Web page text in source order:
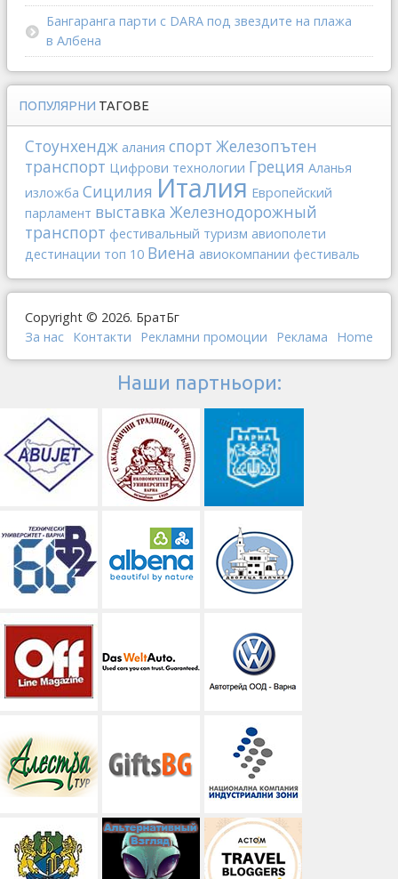
Бангаранга парти с DARA под звездите на плажа
в Албена
ПОПУЛЯРНИ ТАГОВЕ
Стоунхендж алания спорт Железопътен
транспорт Цифрови технологии Греция Аланья
изложба Сицилия Италия Европейский
парламент выставка Железнодорожный
транспорт фестивальный туризм авиополети
дестинации топ 10 Виена авиокомпании фестиваль
Copyright © 2026. БратБг
За нас Контакти Рекламни промоции Реклама Home
Наши партньори: